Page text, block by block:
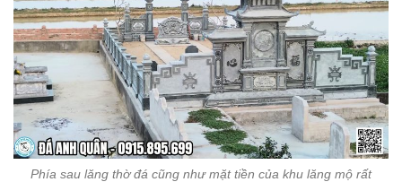
Phía sau lăng thờ đá cũng như mặt tiền của khu lăng mộ rất